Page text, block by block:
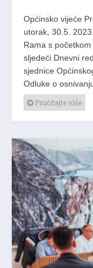
Općinsko vijeće
utorak, 30.5.
Rama s
sljedeći Dnevni
sjednice
Odluke o
Pročitajte više